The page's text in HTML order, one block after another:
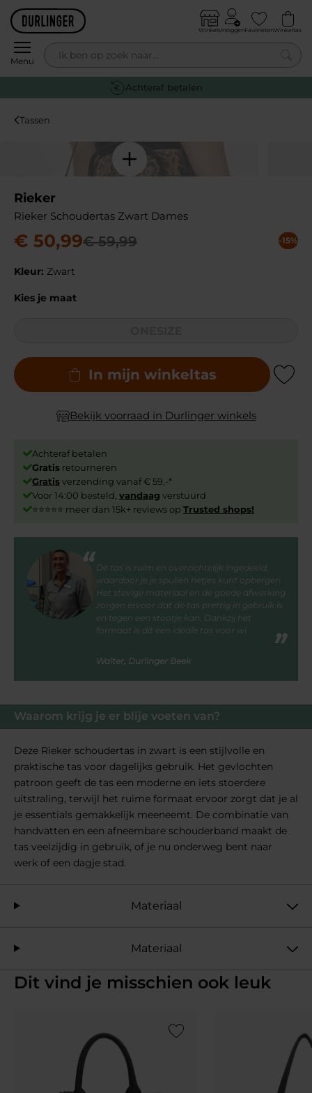
Skip to content
Menu
WinkelsInloggenFavorietenWinkeltas
0
Gratis retourneren
Tassen
Waarom krijg je er blije voeten van?
Deze Rieker schoudertas in zwart is een stijlvolle en
praktische tas voor dagelijks gebruik. Het gevlochten
patroon geeft de tas een moderne en iets stoerdere
uitstraling, terwijl het ruime formaat ervoor zorgt dat je al
je essentials gemakkelijk meeneemt. De combinatie van
handvatten en een afneembare schouderband maakt de
tas veelzijdig in gebruik, of je nu onderweg bent naar
werk of een dagje stad.
Materiaal
Materiaal
Rieker
Rieker Schoudertas Zwart Dames
€ 50,99€ 59,99 -15%
Kleur: Zwart
Kies je maat
In mijn winkeltas Add to
Bekijk voorraad in Durlinger winkels
Achteraf betalen
Gratis retourneren
Gratisverzending vanaf € 59,-*
Voor 14:00 besteld, vandaag verstuurd
⭐⭐⭐⭐⭐ meer dan 15k+ reviews op Trusted shops!
De tas is ruim en overzichtelijk ingedeeld,
waardoor je je spullen netjes kunt opbergen.
Het stevige materiaal en de goede afwerking
zorgen ervoor dat de tas prettig in gebruik is
en tegen een stootje kan. Dankzij het
formaat is dit een ideale tas voor wi
Walter, Durlinger Beek
Dit vind je misschien ook leuk
Add to Wishlist